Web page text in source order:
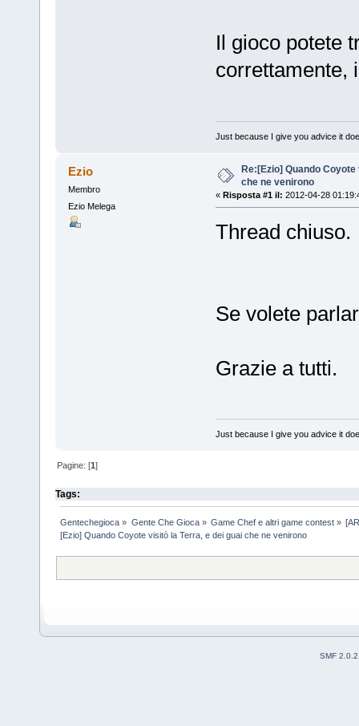
Il gioco potete
correttamente,
Just because I give you advice it
Ezio
Membro
Ezio Melega
Re:[Ezio] Quando
che ne venirono
« Risposta #1 il: 2012-04-28
Thread chiuso.
Se volete
Grazie a tutti.
Just because I give you advice it
Pagine: [1]
Tags:
Gentechegioca » Gente Che Gioca» Game Chef e altri game contest»
[Ezio] Quando Coyote visitò la Terra, e dei guai che ne venirono
SMF 2.0.2